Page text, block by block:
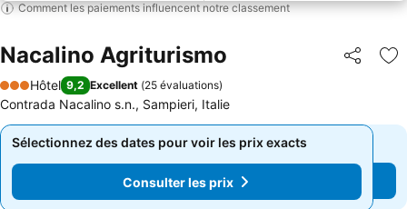
Comment les paiements influencent notre classement
Nacalino Agriturismo Partager
3 Étoiles
Hôtel 9,2 Excellent (25 évaluations)
Contrada Nacalino s.n., Sampieri, Italie
Sélectionnez des dates pour voir les prix exacts
Consulter les prix
Sélectionnez des dates pour voir les prix exacts
Consulter les prix